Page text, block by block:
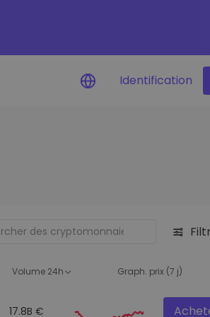
d'investissement
Des informations pertinentes pour
Identification
Volume 24h Graph. prix (7 j)
17.8B €